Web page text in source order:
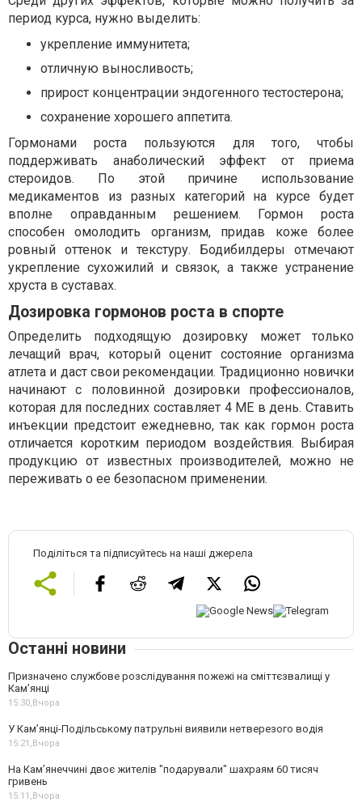
период курса, нужно выделить:
укрепление иммунитета;
отличную выносливость;
прирост концентрации эндогенного тестостерона;
сохранение хорошего аппетита.
Гормонами роста пользуются для того, чтобы
поддерживать анаболический эффект от приема
стероидов. По этой причине использование
медикаментов из разных категорий на курсе будет
вполне оправданным решением. Гормон роста
способен омолодить организм, придав коже более
ровный оттенок и текстуру. Бодибилдеры отмечают
укрепление сухожилий и связок, а также устранение
хруста в суставах.
Дозировка гормонов роста в спорте
Определить подходящую дозировку может только
лечащий врач, который оценит состояние организма
атлета и даст свои рекомендации. Традиционно новички
начинают с половинной дозировки профессионалов,
которая для последних составляет 4 МЕ в день. Ставить
инъекции предстоит ежедневно, так как гормон роста
отличается коротким периодом воздействия. Выбирая
продукцию от известных производителей, можно не
переживать о ее безопасном применении.
Поділіться та підписуйтесь на наші джерела
Останні новини
Призначено службове розслідування пожежі на сміттєзвалищі у
Кам’янці
15:30,Вчора
У Кам’янці-Подільському патрульні виявили нетверезого водія
15:21,Вчора
На Камʼянеччині двоє жителів "подарували" шахраям 60 тисяч
гривень
15:11,Вчора